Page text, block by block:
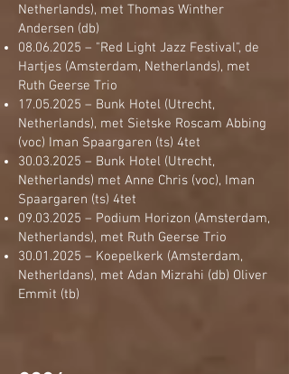
Netherlands), met Thomas Winther
Andersen (db)
08.06.2025 – "Red Light Jazz Festival", de
Hartjes (Amsterdam, Netherlands), met
Ruth Geerse Trio
17.05.2025 – Bunk Hotel (Utrecht,
Netherlands), met Sietske Roscam Abbing
(voc) Iman Spaargaren (ts) 4tet
30.03.2025 – Bunk Hotel (Utrecht,
Netherlands) met Anne Chris (voc), Iman
Spaargaren (ts) 4tet
09.03.2025 – Podium Horizon (Amsterdam,
Netherlands), met Ruth Geerse Trio
30.01.2025 – Koepelkerk (Amsterdam,
Netherldans), met Adan Mizrahi (db) Oliver
Emmit (tb)